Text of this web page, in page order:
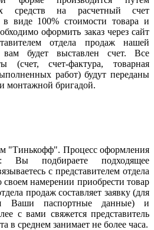
средств на расчетный счет
виде 100% стоимости товара и
оформить заказ через сайт
отдела продаж нашей
будет выставлен счет. Все
(счет, счет-фактура, товарная
работ) будут переданы
монтажной бригадой.
"Тинькофф". Процесс оформления
Вы подбираете подходящее
с представителем отдела
намерении приобрести товар
продаж составляет заявку (для
Ваши паспортные данные) и
с вами свяжется представитель
в среднем занимает не более часа.